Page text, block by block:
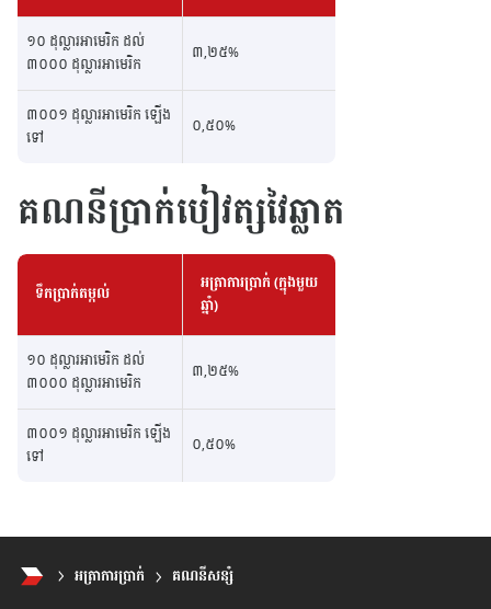
១០ ដុល្លារអាមេរិក ដល់
៣០០០ ដុល្លារអាមេរិក
៣,២៥%
៣០០១ ដុល្លារអាមេរិក ឡើង
ទៅ
០,៥០%
គណនីប្រាក់បៀវត្សវៃឆ្លាត
ទឹកប្រាក់តម្កល់
អត្រាការប្រាក់ (ក្នុងមួយ
ឆ្នាំ)
១០ ដុល្លារអាមេរិក ដល់
៣០០០ ដុល្លារអាមេរិក
៣,២៥%
៣០០១ ដុល្លារអាមេរិក ឡើង
ទៅ
០,៥០%
អត្រាការប្រាក់ គណនីសន្សំ